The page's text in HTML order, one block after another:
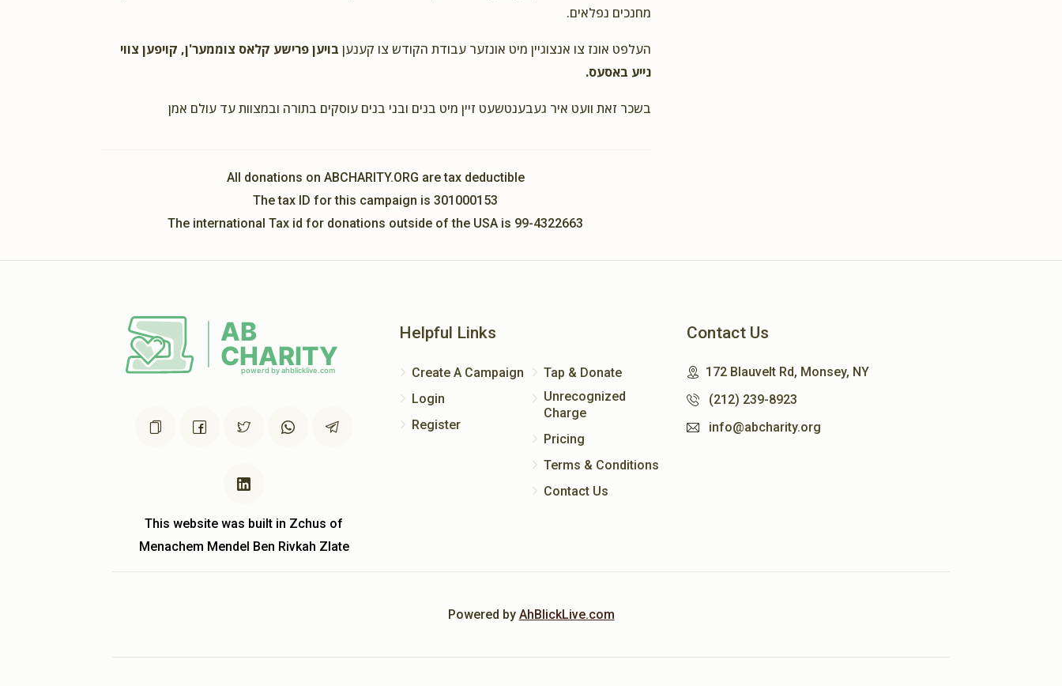
Pini RozenbergNussy Janklowitz & Family $18.00
מחנכים נפלאים.
העלפט אונז צו אנצוגיין מיט אונזער עבודת הקודש צו קענען בויען פרישע קלאס צוממער'ן, קויפען צווי
נייע באסעס.
בשכר זאת וועט איר געבענטשעט זיין מיט בנים ובני בנים עוסקים בתורה ובמצוות עד עולם אמן
All donations on ABCHARITY.ORG are tax deductible
The tax ID for this campaign is 301000153
The international Tax id for donations outside of the USA is 99-4322663
This website was built in Zchus of
Menachem Mendel Ben Rivkah Zlate
Helpful Links
Create A Campaign
Login
Register
Tap & Donate
Unrecognized
Charge
Pricing
Terms & Conditions
Contact Us
Contact Us
172 Blauvelt Rd, Monsey, NY
(212) 239-8923
info@abcharity.org
Powered by AhBlickLive.com